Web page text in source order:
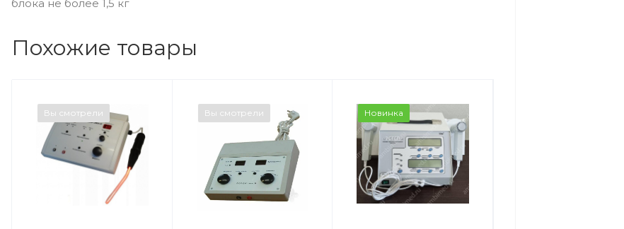
блока не более 1,5 кг
Похожие товары
Вы смотрели Вы смотрели Новинка